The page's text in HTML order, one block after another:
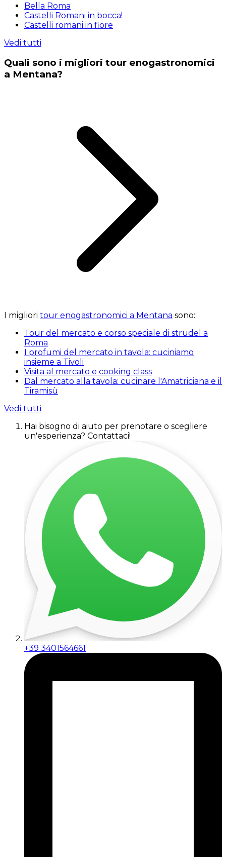
Bella Roma
Castelli Romani in bocca!
Castelli romani in fiore
Vedi tutti
Quali sono i migliori tour enogastronomici
a Mentana?
I migliori tour enogastronomici a Mentana sono:
Tour del mercato e corso speciale di strudel a
Roma
I profumi del mercato in tavola: cuciniamo
insieme a Tivoli
Visita al mercato e cooking class
Dal mercato alla tavola: cucinare l'Amatriciana e il
Tiramisù
Vedi tutti
Hai bisogno di aiuto per prenotare o scegliere
un'esperienza? Contattaci!
+39 3401564661